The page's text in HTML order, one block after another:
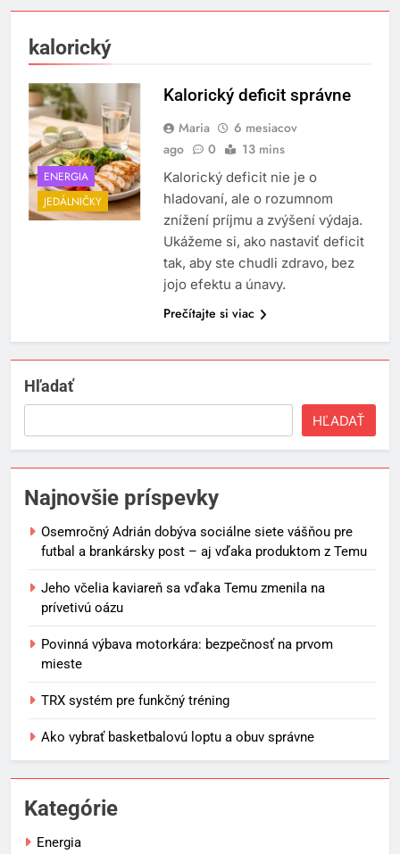
kalorický
ENERGIA
JEDÁLNIČKY
Kalorický deficit správne
Maria
6 mesiacov
ago
0 13 mins
Kalorický deficit nie je o
hladovaní, ale o rozumnom
znížení príjmu a zvýšení výdaja.
Ukážeme si, ako nastaviť deficit
tak, aby ste chudli zdravo, bez
jojo efektu a únavy.
Prečítajte si viac
Hľadať
HĽADAŤ
Najnovšie príspevky
Osemročný Adrián dobýva sociálne siete vášňou pre
futbal a brankársky post – aj vďaka produktom z Temu
Jeho včelia kaviareň sa vďaka Temu zmenila na
prívetivú oázu
Povinná výbava motorkára: bezpečnosť na prvom
mieste
TRX systém pre funkčný tréning
Ako vybrať basketbalovú loptu a obuv správne
Kategórie
Energia